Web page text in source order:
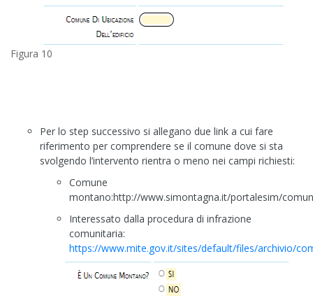
Figura 10
Per lo step successivo si allegano due link a cui fare
riferimento per comprendere se il comune dove si sta
svolgendo l’intervento rientra o meno nei campi richiesti:
Comune
montano:http://www.simontagna.it/portalesim/
Interessato dalla procedura di infrazione
comunitaria:
https://www.mite.gov.it/sites/default/files/archivio/